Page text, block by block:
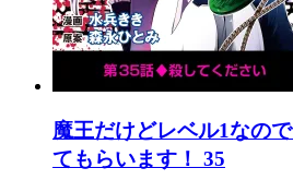
魔王だけどレベル1なの
てもらいます！ 35